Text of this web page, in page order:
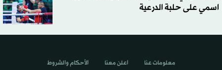
اسمي على حلبة الدرعية
معلومات عنا اعلن معنا الأحكام والشروط